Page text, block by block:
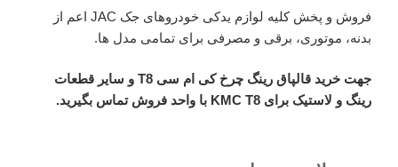
فروش و پخش کلیه لوازم یدکی خودروهای جک JAC اعم از
بدنه، موتوری، برقی و مصرفی برای تمامی مدل ها.
جهت خرید قالپاق رینگ چرخ کی ام سی T8 و سایر قطعات
رینگ و لاستیک برای KMC T8 با واحد فروش تماس بگیرید.